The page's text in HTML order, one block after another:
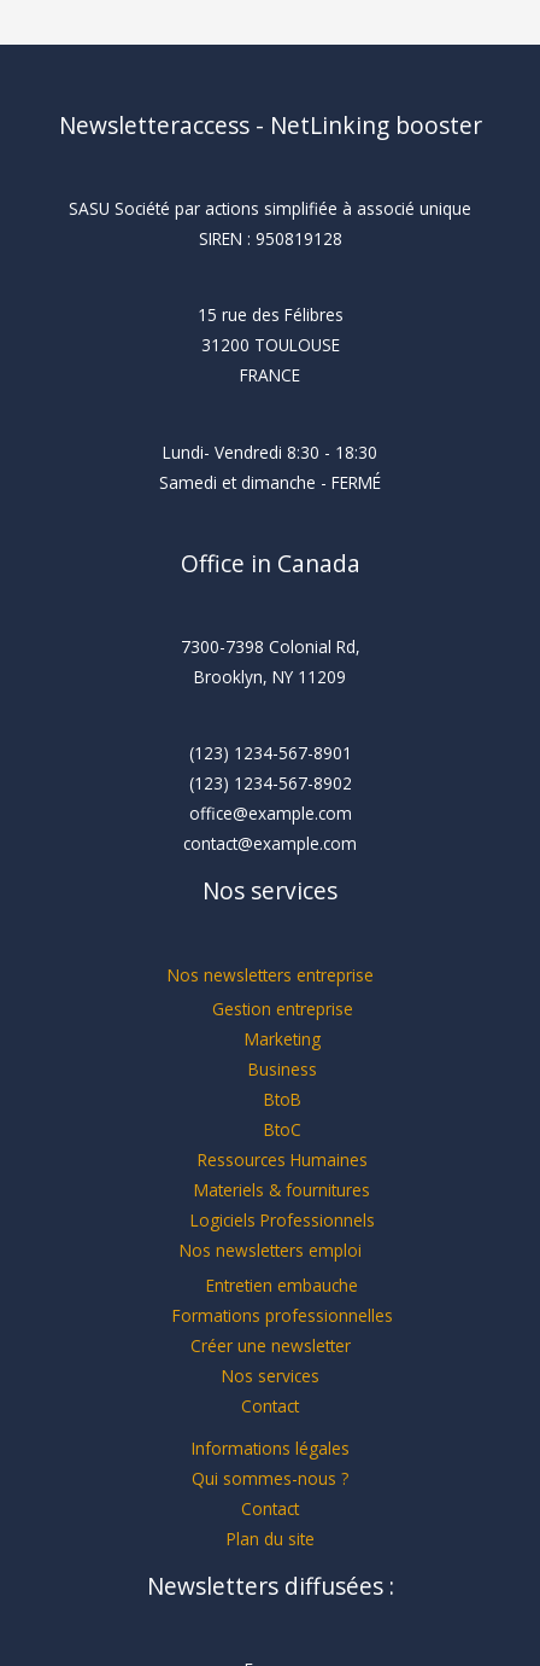
Newsletteraccess - NetLinking booster
SASU Société par actions simplifiée à associé unique
SIREN : 950819128
15 rue des Félibres
31200 TOULOUSE
FRANCE
Lundi- Vendredi 8:30 - 18:30
Samedi et dimanche - FERMÉ
Office in Canada
7300-7398 Colonial Rd,
Brooklyn, NY 11209
(123) 1234-567-8901
(123) 1234-567-8902
office@example.com
contact@example.com
Nos services
Nos newsletters entreprise
Gestion entreprise
Marketing
Business
BtoB
BtoC
Ressources Humaines
Materiels & fournitures
Logiciels Professionnels
Nos newsletters emploi
Entretien embauche
Formations professionnelles
Créer une newsletter
Nos services
Contact
Informations légales
Qui sommes-nous ?
Contact
Plan du site
Newsletters diffusées :